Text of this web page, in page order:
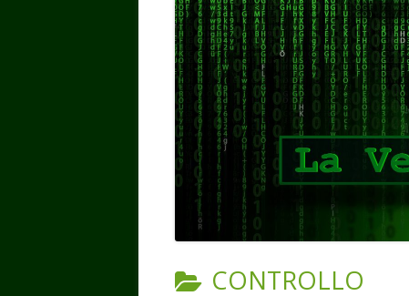
CATEGORIA:
CONTROLLO